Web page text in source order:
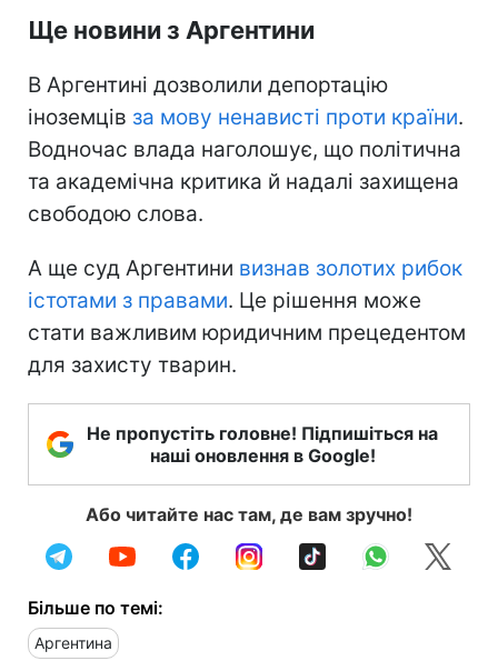
Ще новини з Аргентини
В Аргентині дозволили депортацію
іноземців за мову ненависті проти країни.
Водночас влада наголошує, що політична
та академічна критика й надалі захищена
свободою слова.
А ще суд Аргентини визнав золотих рибок
істотами з правами. Це рішення може
стати важливим юридичним прецедентом
для захисту тварин.
Не пропустіть головне! Підпишіться на
наші оновлення в Google!
Або читайте нас там, де вам зручно!
Більше по темі:
Аргентина